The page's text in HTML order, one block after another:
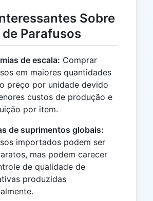
Sobre
Parafusos
de escala: Comprar
em maiores quantidades
preço por unidade devido
custos de produção e
por item.
de suprimentos globais:
importados podem ser
mas podem carecer
de qualidade de
produzidas